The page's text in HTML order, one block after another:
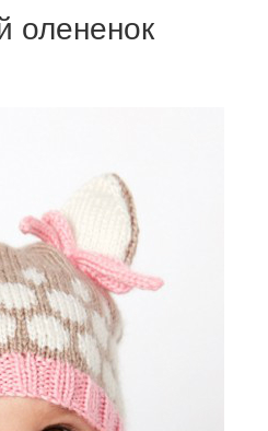
олененок